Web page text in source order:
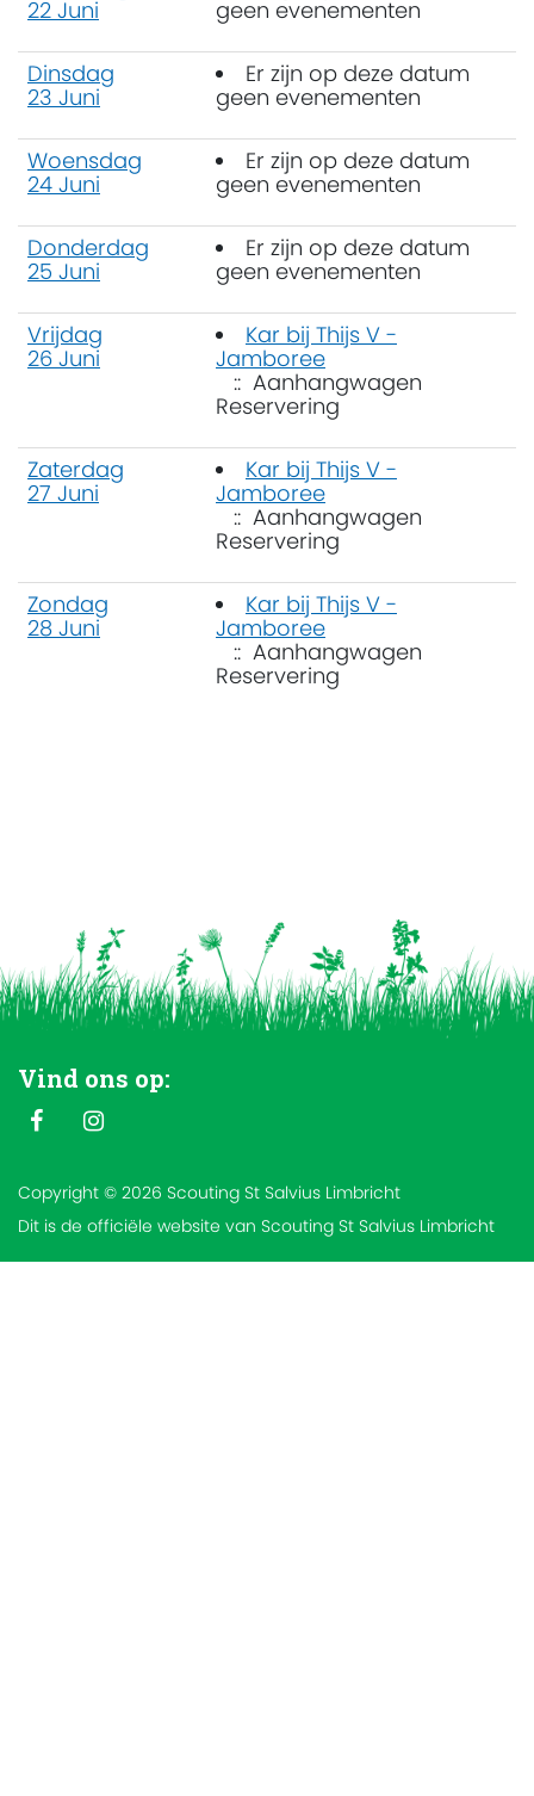
22 Juni
geen evenementen
Dinsdag
23 Juni
Er zijn op deze datum
geen evenementen
Woensdag
24 Juni
Er zijn op deze datum
geen evenementen
Donderdag
25 Juni
Er zijn op deze datum
geen evenementen
Vrijdag
26 Juni
Kar bij Thijs V -
Jamboree
:: Aanhangwagen
Reservering
Zaterdag
27 Juni
Kar bij Thijs V -
Jamboree
:: Aanhangwagen
Reservering
Zondag
28 Juni
Kar bij Thijs V -
Jamboree
:: Aanhangwagen
Reservering
Vind ons op:
Copyright © 2026 Scouting St Salvius Limbricht
Dit is de officiële website van Scouting St Salvius Limbricht